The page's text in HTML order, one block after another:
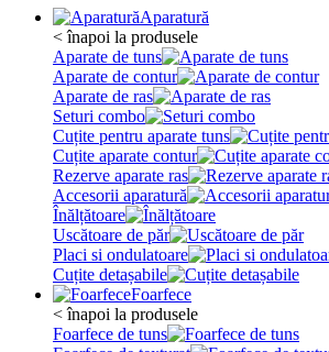
Aparatură
< înapoi la produsele
Aparate de tuns
Aparate de contur
Aparate de ras
Seturi combo
Cuțite pentru aparate tuns
Cuțite aparate contur
Rezerve aparate ras
Accesorii aparatură
Înălțătoare
Uscătoare de păr
Placi si ondulatoare
Cuțite detașabile
Foarfece
< înapoi la produsele
Foarfece de tuns